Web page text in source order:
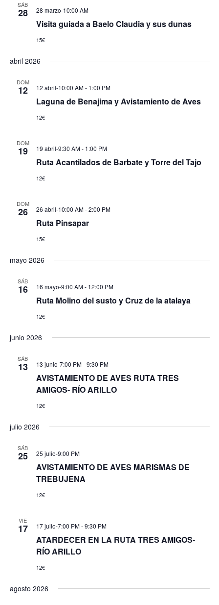
SÁB
28 28 marzo-10:00 AM
Visita guiada a Baelo Claudia y sus dunas
15€
abril 2026
DOM
12 12 abril-10:00 AM- 1:00 PM
Laguna de Benajima y Avistamiento de Aves
12€
DOM
19 19 abril-9:30 AM- 1:00 PM
Ruta Acantilados de Barbate y Torre del Tajo
12€
DOM
26 26 abril-10:00 AM-2:00 PM
Ruta Pinsapar
15€
mayo 2026
SÁB
16 16 mayo-9:00 AM- 12:00 PM
Ruta Molino del susto y Cruz de la atalaya
12€
junio 2026
SÁB
13 13 junio-7:00 PM-9:30 PM
AVISTAMIENTO DE AVES RUTA TRES
AMIGOS- RÍO ARILLO
12€
julio 2026
SÁB
25 25 julio-9:00 PM
AVISTAMIENTO DE AVES MARISMAS DE
TREBUJENA
12€
VIE
17 17 julio-7:00 PM-9:30 PM
ATARDECER EN LA RUTA TRES AMIGOS-
RÍO ARILLO
12€
agosto 2026